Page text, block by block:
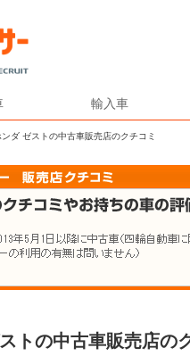
輸入車
ンダ ゼストの中古車販売店のクチコミ
トの中古車販売店の